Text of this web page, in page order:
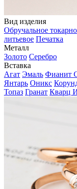
Вид изделия
Обручальное
литьевое Печатка
Металл
Золото Серебро
Вставка
Агат Эмаль Фианит
Янтарь Оникс
Топаз Гранат Кварц